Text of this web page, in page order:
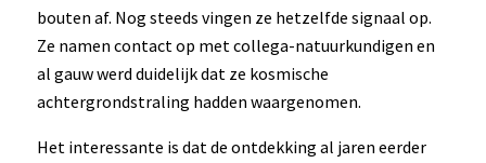
bouten af. Nog steeds vingen ze hetzelfde signaal op.
Ze namen contact op met collega-natuurkundigen en
al gauw werd duidelijk dat ze kosmische
achtergrondstraling hadden waargenomen.
Het interessante is dat de ontdekking al jaren eerder